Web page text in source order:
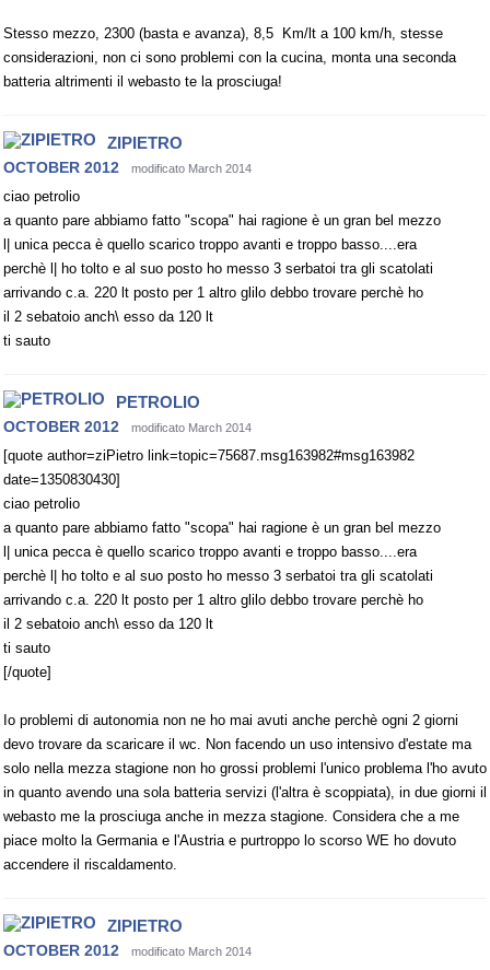
Stesso mezzo, 2300 (basta e avanza), 8,5 Km/lt a 100 km/h, stesse
considerazioni, non ci sono problemi con la cucina, monta una seconda
batteria altrimenti il webasto te la prosciuga!
ZIPIETRO
OCTOBER 2012 modificato March 2014
ciao petrolio
a quanto pare abbiamo fatto "scopa" hai ragione è un gran bel mezzo
l| unica pecca è quello scarico troppo avanti e troppo basso....era
perchè l| ho tolto e al suo posto ho messo 3 serbatoi tra gli scatolati
arrivando c.a. 220 lt posto per 1 altro glilo debbo trovare perchè ho
il 2 sebatoio anch\ esso da 120 lt
ti sauto
PETROLIO
OCTOBER 2012 modificato March 2014
[quote author=ziPietro link=topic=75687.msg163982#msg163982
date=1350830430]
ciao petrolio
a quanto pare abbiamo fatto "scopa" hai ragione è un gran bel mezzo
l| unica pecca è quello scarico troppo avanti e troppo basso....era
perchè l| ho tolto e al suo posto ho messo 3 serbatoi tra gli scatolati
arrivando c.a. 220 lt posto per 1 altro glilo debbo trovare perchè ho
il 2 sebatoio anch\ esso da 120 lt
ti sauto
[/quote]
Io problemi di autonomia non ne ho mai avuti anche perchè ogni 2 giorni
devo trovare da scaricare il wc. Non facendo un uso intensivo d'estate ma
solo nella mezza stagione non ho grossi problemi l'unico problema l'ho avuto
in quanto avendo una sola batteria servizi (l'altra è scoppiata), in due giorni il
webasto me la prosciuga anche in mezza stagione. Considera che a me
piace molto la Germania e l'Austria e purtroppo lo scorso WE ho dovuto
accendere il riscaldamento.
ZIPIETRO
OCTOBER 2012 modificato March 2014